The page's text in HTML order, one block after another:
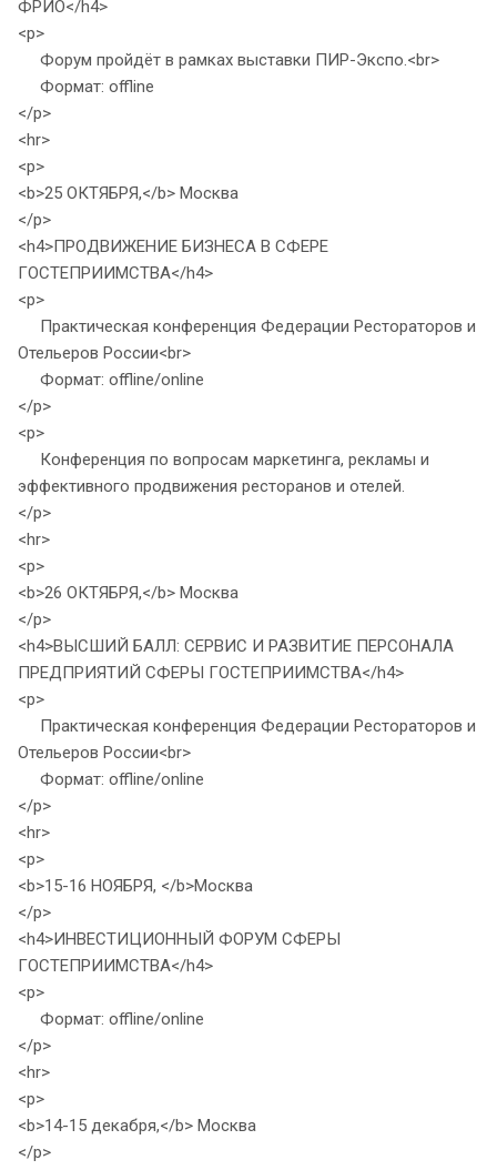
ФРИО</h4>
<p>
Форум пройдёт в рамках выставки ПИР-Экспо.<br>
Формат: offline
</p>
<hr>
<p>
<b>25 ОКТЯБРЯ,</b> Москва
</p>
<h4>ПРОДВИЖЕНИЕ БИЗНЕСА В СФЕРЕ
ГОСТЕПРИИМСТВА</h4>
<p>
Практическая конференция Федерации Рестораторов и
Отельеров России<br>
Формат: offline/online
</p>
<p>
Конференция по вопросам маркетинга, рекламы и
эффективного продвижения ресторанов и отелей.
</p>
<hr>
<p>
<b>26 ОКТЯБРЯ,</b> Москва
</p>
<h4>ВЫСШИЙ БАЛЛ: СЕРВИС И РАЗВИТИЕ ПЕРСОНАЛА
ПРЕДПРИЯТИЙ СФЕРЫ ГОСТЕПРИИМСТВА</h4>
<p>
Практическая конференция Федерации Рестораторов и
Отельеров России<br>
Формат: offline/online
</p>
<hr>
<p>
<b>15-16 НОЯБРЯ, </b>Москва
</p>
<h4>ИНВЕСТИЦИОННЫЙ ФОРУМ СФЕРЫ
ГОСТЕПРИИМСТВА</h4>
<p>
Формат: offline/online
</p>
<hr>
<p>
<b>14-15 декабря,</b> Москва
</p>